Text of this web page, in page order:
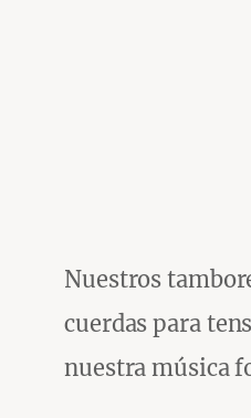
Nuestros
cuerdas para
nuestra música